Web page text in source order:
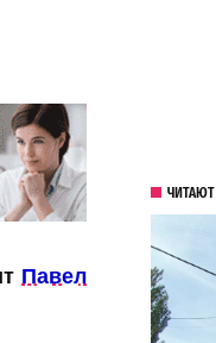
Павел
ЧИТАЮТ